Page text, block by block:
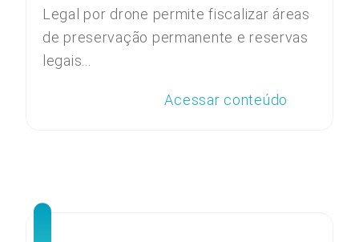
Legal por drone permite fiscalizar áreas
de preservação permanente e reservas
legais...
Acessar conteúdo